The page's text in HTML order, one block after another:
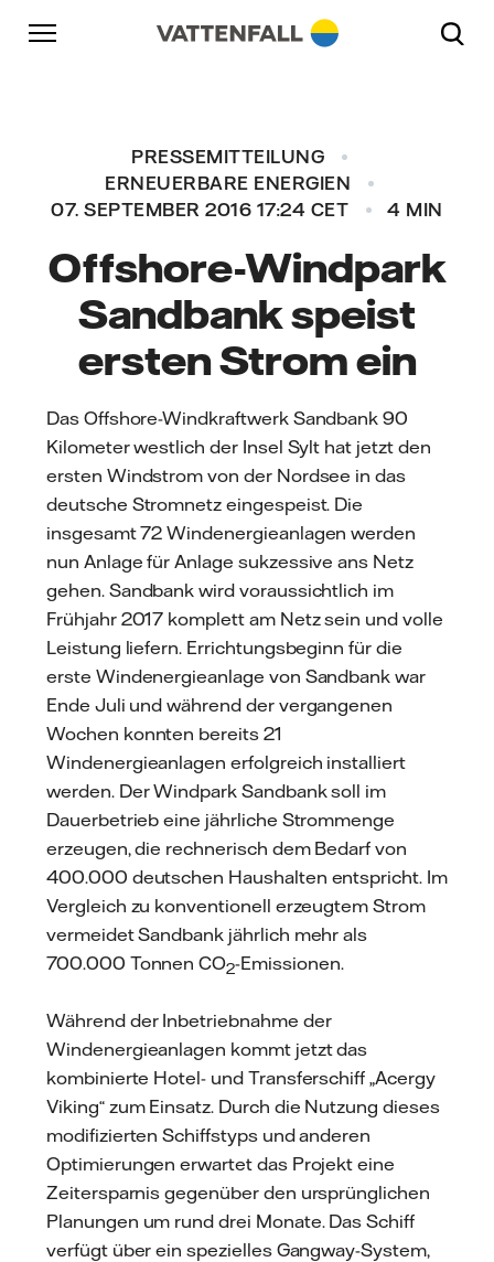
Überspringen
Zurück zur Hauptnavigation
Gehe zur Fußzeile
PRESSEMITTEILUNG
ERNEUERBARE ENERGIEN
07. SEPTEMBER 2016 17:24 CET
4 MIN
Offshore-Windpark
Sandbank speist
ersten Strom ein
Das Offshore-Windkraftwerk Sandbank 90
Kilometer westlich der Insel Sylt hat jetzt den
ersten Windstrom von der Nordsee in das
deutsche Stromnetz eingespeist. Die
insgesamt 72 Windenergieanlagen werden
nun Anlage für Anlage sukzessive ans Netz
gehen. Sandbank wird voraussichtlich im
Frühjahr 2017 komplett am Netz sein und volle
Leistung liefern. Errichtungsbeginn für die
erste Windenergieanlage von Sandbank war
Ende Juli und während der vergangenen
Wochen konnten bereits 21
Windenergieanlagen erfolgreich installiert
werden. Der Windpark Sandbank soll im
Dauerbetrieb eine jährliche Strommenge
erzeugen, die rechnerisch dem Bedarf von
400.000 deutschen Haushalten entspricht. Im
Vergleich zu konventionell erzeugtem Strom
vermeidet Sandbank jährlich mehr als
700.000 Tonnen CO2-Emissionen.
Während der Inbetriebnahme der
Windenergieanlagen kommt jetzt das
kombinierte Hotel- und Transferschiff „Acergy
Viking“ zum Einsatz. Durch die Nutzung dieses
modifizierten Schiffstyps und anderen
Optimierungen erwartet das Projekt eine
Zeitersparnis gegenüber den ursprünglichen
Planungen um rund drei Monate. Das Schiff
verfügt über ein spezielles Gangway-System,
Zurück zur Hauptnavigation